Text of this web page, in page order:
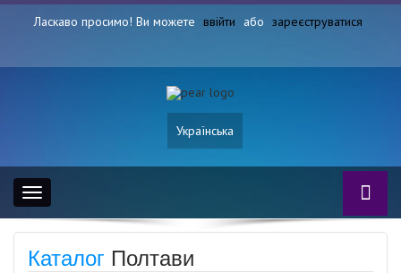
Ласкаво просимо! Ви можете ввійти або зареєструватися
Українська
Toggle
navigation
Каталог Полтави